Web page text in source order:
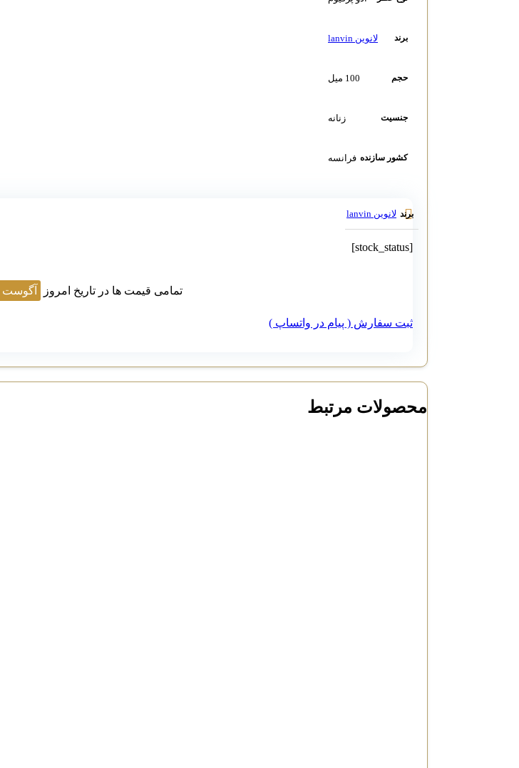
برند لانوین lanvin
حجم 100 میل
جنسیت زنانه
کشور سازنده فرانسه
برند لانوین lanvin
[stock_status]
تمامی قیمت ها در تاریخ امروز آگوست 6,
ثبت سفارش ( پیام در واتساپ )
محصولات مرتبط